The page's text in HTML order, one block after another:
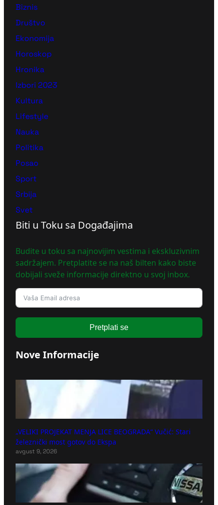
Biznis
Društvo
Ekonomija
Horoskop
Hronika
Izbori 2023
Kultura
Lifestyle
Nauka
Politika
Posao
Sport
Srbija
Svet
Biti u Toku sa Događajima
Budite u toku sa najnovijim vestima i ekskluzivnim
sadržajem. Pretplatite se na naš bilten kako biste
dobijali sveže informacije direktno u svoj inbox.
Pretplati se
Nove Informacije
„VELIKI PROJEKAT MENJA LICE BEOGRADA“ Vučić: Stari
železnički most gotov do Ekspa
avgust 9, 2026